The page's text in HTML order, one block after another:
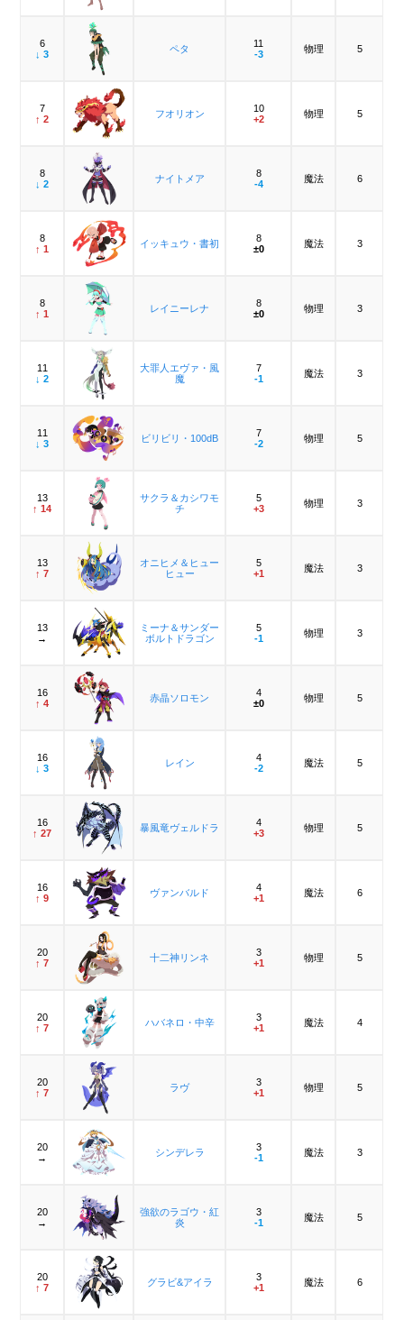
6
↓ 3
ペタ
11
-3
物理 5
7
↑ 2
フオリオン
10
+2
物理 5
8
↓ 2
ナイトメア
8
-4
魔法 6
8
↑ 1
イッキュウ・書初
8
±0
魔法 3
8
↑ 1
レイニーレナ
8
±0
物理 3
11
↓ 2
大罪人エヴァ・風
魔
7
-1
魔法 3
11
↓ 3
ビリビリ・100dB
7
-2
物理 5
13
↑ 14
サクラ＆カシワモ
チ
5
+3
物理 3
13
↑ 7
オニヒメ＆ヒュー
ヒュー
5
+1
魔法 3
13
→
ミーナ＆サンダー
ボルトドラゴン
5
-1
物理 3
16
↑ 4
赤晶ソロモン
4
±0
物理 5
16
↓ 3
レイン
4
-2
魔法 5
16
↑ 27
暴風竜ヴェルドラ
4
+3
物理 5
16
↑ 9
ヴァンバルド
4
+1
魔法 6
20
↑ 7
十二神リンネ
3
+1
物理 5
20
↑ 7
ハバネロ・中辛
3
+1
魔法 4
20
↑ 7
ラヴ
3
+1
物理 5
20
→
シンデレラ
3
-1
魔法 3
20
→
強欲のラゴウ・紅
炎
3
-1
魔法 5
20
↑ 7
グラビ&アイラ
3
+1
魔法 6